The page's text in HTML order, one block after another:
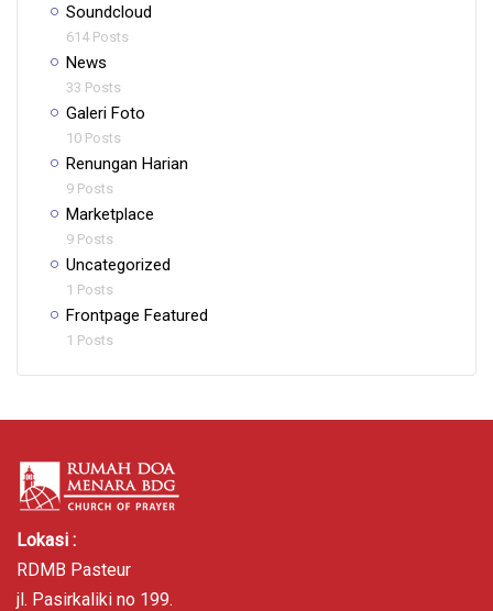
Soundcloud
614 Posts
News
33 Posts
Galeri Foto
10 Posts
Renungan Harian
9 Posts
Marketplace
9 Posts
Uncategorized
1 Posts
Frontpage Featured
1 Posts
Lokasi :
RDMB Pasteur
jl. Pasirkaliki no 199.